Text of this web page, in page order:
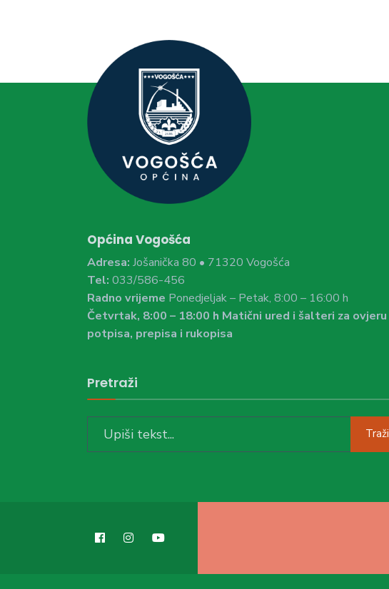
Općina Vogošća
Adresa: Jošanička 80 • 71320 Vogošća
Tel: 033/586-456
Radno vrijeme Ponedjeljak – Petak, 8:00 – 16:00 h
Četvrtak, 8:00 – 18:00 h Matični ured i šalteri za ovjeru
potpisa, prepisa i rukopisa
Pretraži
Traži